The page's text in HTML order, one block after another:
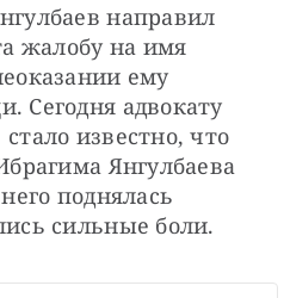
направил
жалобу на имя
ему
Сегодня адвокату
известно, что
Янгулбаева
поднялась
сильные боли.